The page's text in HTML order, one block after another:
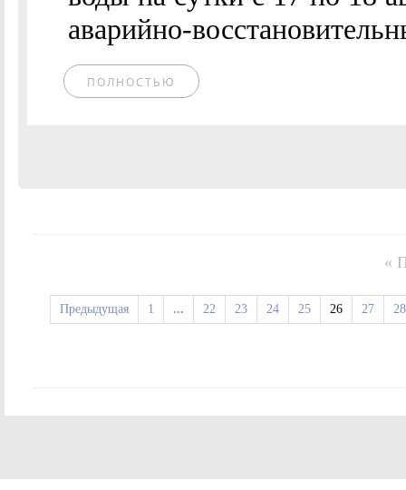
аварийно-
ПОЛНОСТЬЮ
«
Предыдущая 1 ... 22 23 24 25 26 27 28